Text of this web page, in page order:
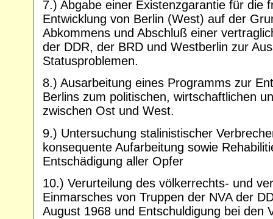
7.) Abgabe einer Existenzgarantie für die
Entwicklung von Berlin (West) auf der
Abkommens und Abschluß einer
der DDR, der BRD und Westberlin zur
Statusproblemen.
8.) Ausarbeitung eines Programms zur
Berlins zum politischen, wirtschaftlichen
zwischen Ost und West.
9.) Untersuchung stalinistischer
konsequente Aufarbeitung sowie
Entschädigung aller Opfer
10.) Verurteilung des völkerrechts- und
Einmarsches von Truppen der NVA der
August 1968 und Entschuldigung bei den